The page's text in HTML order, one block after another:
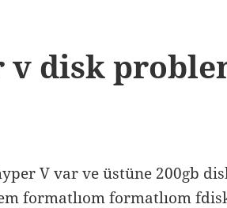
v disk
V var ve üstüne 200gb
formatlıom formatlıom